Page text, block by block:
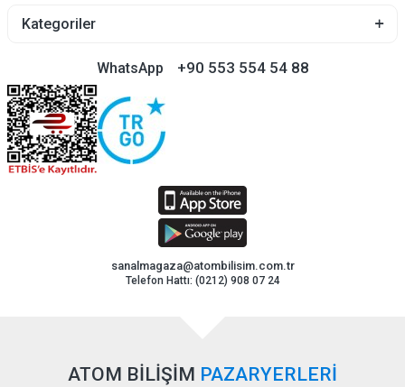
Kategoriler
WhatsApp +90 553 554 54 88
sanalmagaza@atombilisim.com.tr
Telefon Hattı: (0212) 908 07 24
ATOM BİLİŞİM PAZARYERLERİ